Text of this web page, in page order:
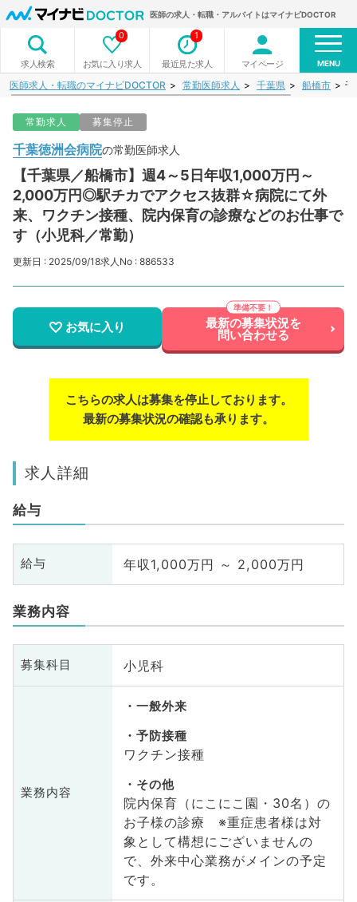
医師の求人・転職・アルバイトはマイナビDOCTOR
求人検索 お気に入り求人
0
最近見た求人
1
マイページ MENU
医師求人・転職のマイナビDOCTOR 常勤医師求人 千葉県 船橋市 千
常勤求人 募集停止
千葉徳洲会病院の常勤医師求人
【千葉県／船橋市】週4～5日年収1,000万円～
2,000万円◎駅チカでアクセス抜群☆病院にて外
来、ワクチン接種、院内保育の診療などのお仕事で
す（小児科／常勤）
更新日 : 2025/09/18求人No : 886533
お気に入り 最新の募集状況を
問い合わせる
こちらの求人は募集を停止しております。
最新の募集状況の確認も承ります。
求人詳細
給与
給与 年収1,000万円 ～ 2,000万円
業務内容
募集科目 小児科
業務内容
一般外来
予防接種
ワクチン接種
その他
院内保育（にこにこ園・30名）の
お子様の診療 ※重症患者様は対
象として構想にございませんの
で、外来中心業務がメインの予定
です。